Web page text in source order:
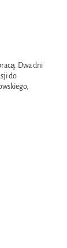
Dwa dni
do